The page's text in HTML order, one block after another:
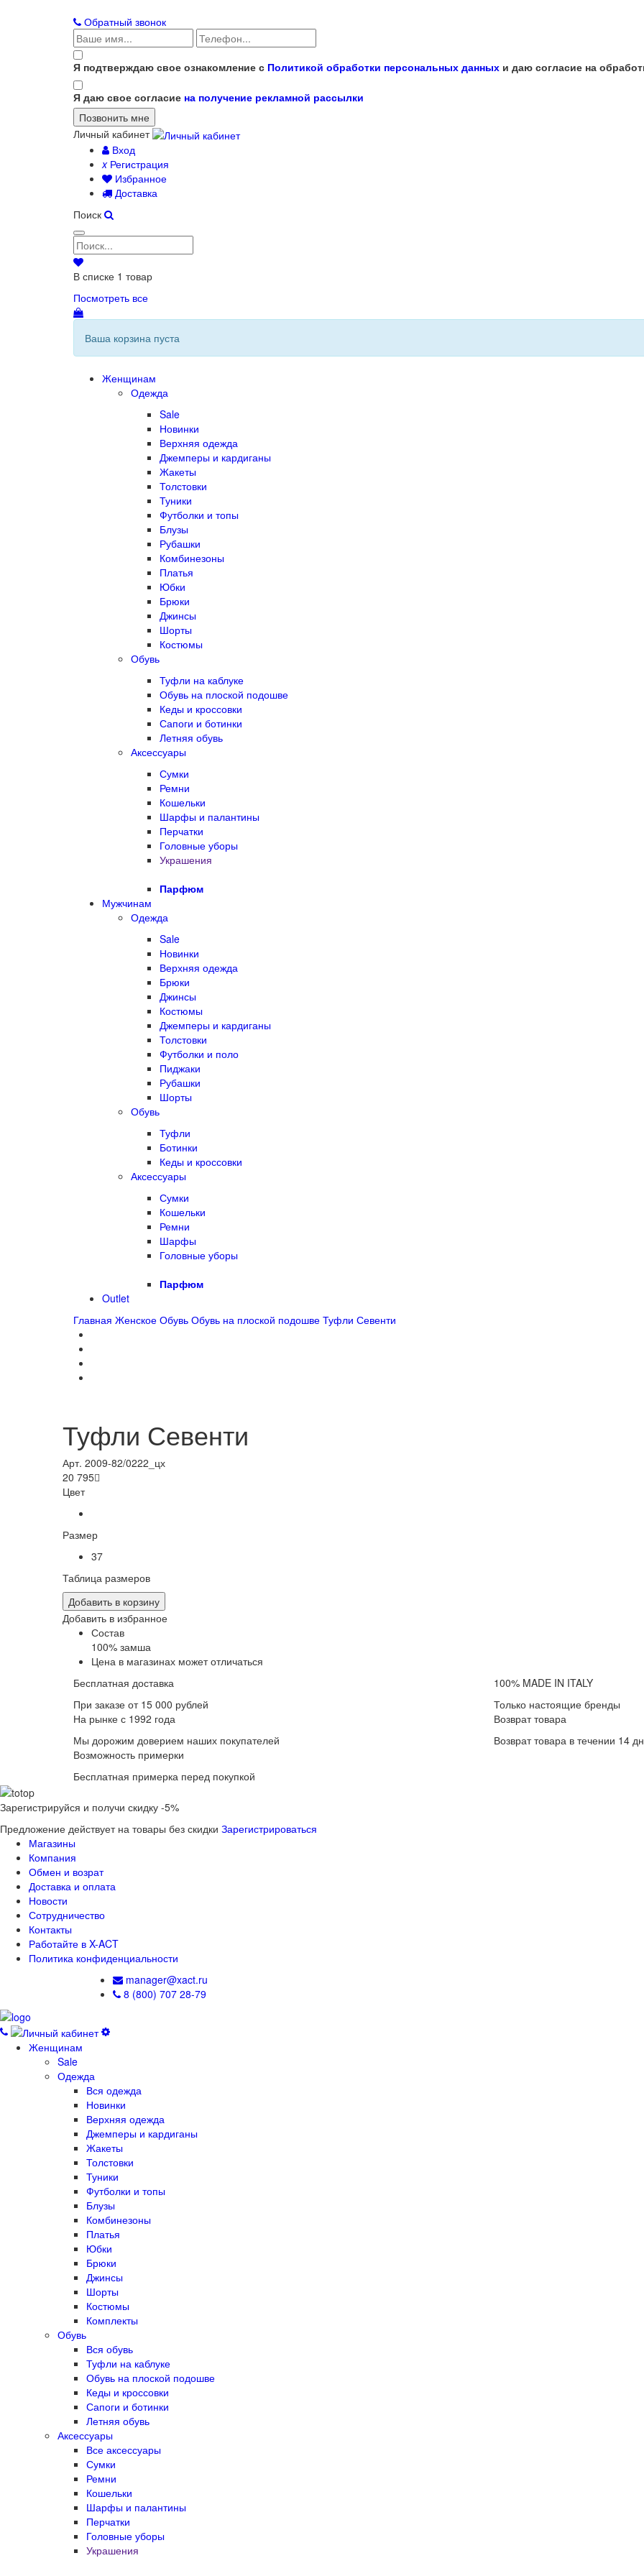
Обратный звонок
Я подтверждаю свое ознакомление с Политикой обработки персональных данных и даю согласие на
Я даю свое согласие на получение рекламной рассылки
Личный кабинет
Вход
xРегистрация
Избранное
Доставка
Поиск
В списке 1 товар
Посмотреть все
Ваша корзина пуста
Женщинам
Одежда
Sale
Новинки
Верхняя одежда
Джемперы и кардиганы
Жакеты
Толстовки
Туники
Футболки и топы
Блузы
Рубашки
Комбинезоны
Платья
Юбки
Брюки
Джинсы
Шорты
Костюмы
Обувь
Туфли на каблуке
Обувь на плоской подошве
Кеды и кроссовки
Сапоги и ботинки
Летняя обувь
Аксессуары
Сумки
Ремни
Кошельки
Шарфы и палантины
Перчатки
Головные уборы
Украшения
Парфюм
Мужчинам
Одежда
Sale
Новинки
Верхняя одежда
Брюки
Джинсы
Костюмы
Джемперы и кардиганы
Толстовки
Футболки и поло
Пиджаки
Рубашки
Шорты
Обувь
Туфли
Ботинки
Кеды и кроссовки
Аксессуары
Сумки
Кошельки
Ремни
Шарфы
Головные уборы
Парфюм
Outlet
Главная Женское Обувь Обувь на плоской подошве Туфли Севенти
Туфли Севенти
Арт. 2009-82/0222_цх
20 795
Цвет
Размер
37
Таблица размеров
Добавить в корзину
Добавить в избранное
Состав
100% замша
Цена в магазинах может отличаться
Бесплатная доставка
При заказе от 15 000 рублей
100% MADE IN ITALY
Только настоящие бренды
На рынке с 1992 года
Мы дорожим доверием наших покупателей
Возврат товара
Возврат товара в течении 14
Возможность примерки
Бесплатная примерка перед покупкой
Зарегистрируйся и получи скидку -5%
Предложение действует на товары без скидки Зарегистрироваться
Магазины
Компания
Обмен и возрат
Доставка и оплата
Новости
Сотрудничество
Контакты
Работайте в X-ACT
Политика конфиденциальности
manager@xact.ru
8 (800) 707 28-79
Женщинам
Sale
Одежда
Вся одежда
Новинки
Верхняя одежда
Джемперы и кардиганы
Жакеты
Толстовки
Туники
Футболки и топы
Блузы
Комбинезоны
Платья
Юбки
Брюки
Джинсы
Шорты
Костюмы
Комплекты
Обувь
Вся обувь
Туфли на каблуке
Обувь на плоской подошве
Кеды и кроссовки
Сапоги и ботинки
Летняя обувь
Аксессуары
Все аксессуары
Сумки
Ремни
Кошельки
Шарфы и палантины
Перчатки
Головные уборы
Украшения